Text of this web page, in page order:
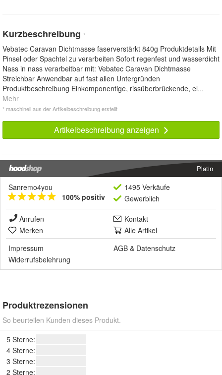
Kurzbeschreibung *
Vebatec Caravan Dichtmasse faserverstärkt 840g Produktdetails Mit
Pinsel oder Spachtel zu verarbeiten Sofort regenfest und wasserdicht
Nass in nass verarbeitbar mit: Vebatec Caravan Dichtmasse
Streichbar Anwendbar auf fast allen Untergründen
Produktbeschreibung Einkomponentige, rissüberbrückende, el...
Mehr
* maschinell aus der Artikelbeschreibung erstellt
Artikelbeschreibung anzeigen
Platin
Sanremo4you
100% positiv
1495 Verkäufe
Gewerblich
Anrufen
Kontakt
Merken
Alle Artikel
Impressum
AGB & Datenschutz
Widerrufsbelehrung
Produktrezensionen
So beurteilen Kunden dieses Produkt.
5 Sterne:
4 Sterne:
3 Sterne:
2 Sterne: